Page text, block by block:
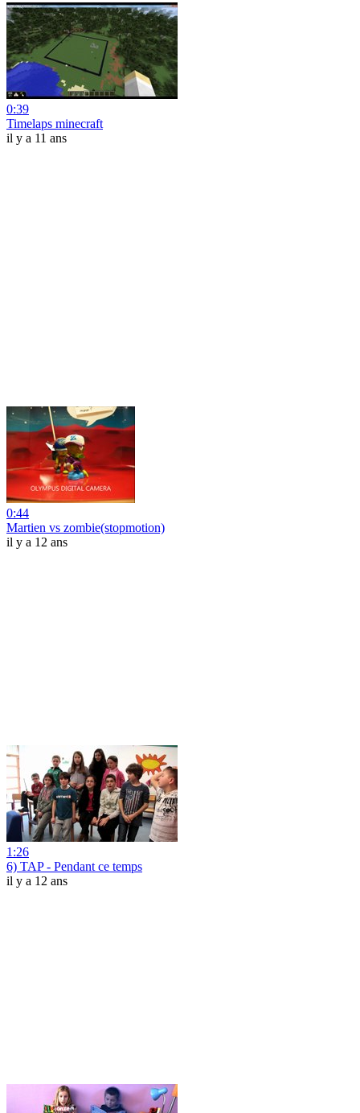
0:39
Timelaps minecraft
il y a 11 ans
0:44
Martien vs zombie(stopmotion)
il y a 12 ans
1:26
6) TAP - Pendant ce temps
il y a 12 ans